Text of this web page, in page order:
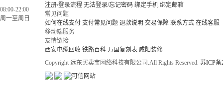
08:00-22:00
周一至周日
注册/登录流程 无法登录/忘记密码 绑定手机 绑定邮箱
常见问题
如何在线支付 支付常见问题 退款说明 交易保障 联系方式 在线客服
移动端服务
友情链接
西安电缆回收 铁路百科 万国复刻表 咸阳装修
Copyright 远东买卖宝网络科技有限公司.All Rights Reserved. 苏ICP备